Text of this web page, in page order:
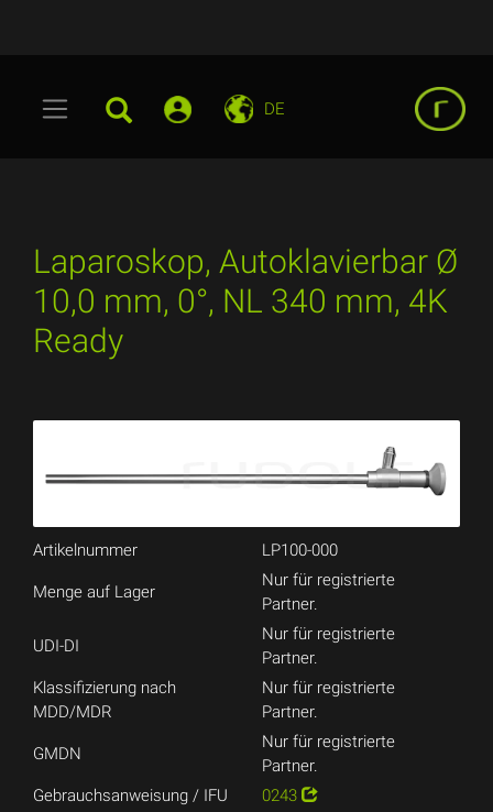
DE
Laparoskop, Autoklavierbar Ø
10,0 mm, 0°, NL 340 mm, 4K
Ready
Artikelnummer LP100-000
Menge auf Lager
Nur für registrierte
Partner.
UDI-DI
Nur für registrierte
Partner.
Klassifizierung nach
MDD/MDR
Nur für registrierte
Partner.
GMDN
Nur für registrierte
Partner.
Gebrauchsanweisung / IFU
0243